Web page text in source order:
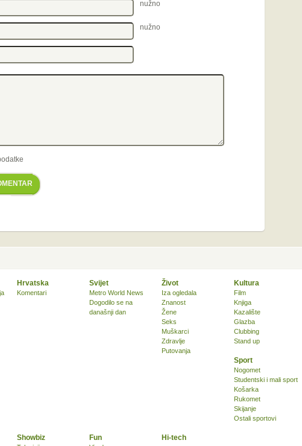
nužno
nužno
Hrvatska
Komentari
Svijet
Metro World News
Dogodilo se na
današnji dan
Život
Iza ogledala
Znanost
Žene
Seks
Muškarci
Zdravlje
Putovanja
Kultura
Film
Knjiga
Kazalište
Glazba
Clubbing
Stand up
Sport
Nogomet
Studentski i mali sport
Košarka
Rukomet
Skijanje
Ostali sportovi
Showbiz Fun Hi-tech